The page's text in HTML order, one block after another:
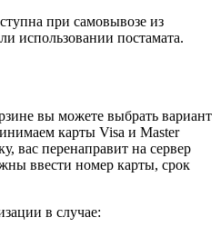
при самовывозе из
использовании постамата.
вы можете выбрать вариант
карты Visa и Master
вас перенаправит на сервер
ввести номер карты, срок
в случае: